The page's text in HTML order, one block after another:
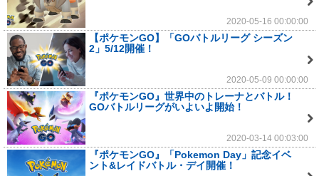
2020-05-16 00:00:00
【ポケモンGO】「GOバトルリーグ シーズン
2」5/12開催！
2020-05-09 00:00:00
『ポケモンGO』世界中のトレーナとバトル！
GOバトルリーグがいよいよ開始！
2020-03-14 00:03:00
『ポケモンGO』「Pokemon Day」記念イベ
ント&レイドバトル・デイ開催！